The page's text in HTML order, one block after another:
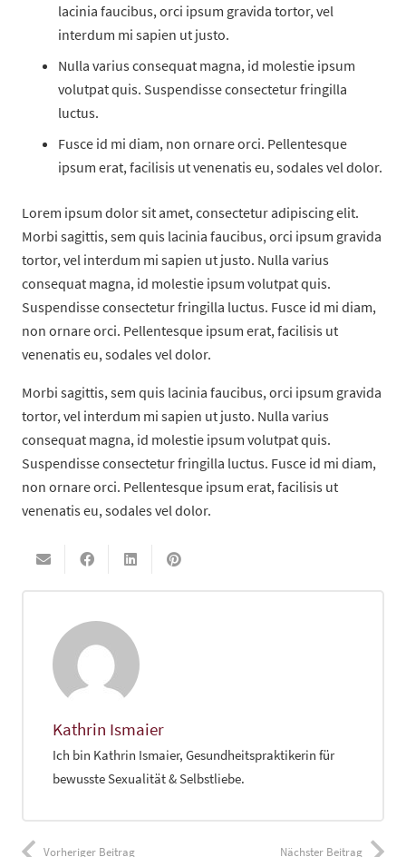
lacinia faucibus, orci ipsum gravida tortor, vel
interdum mi sapien ut justo.
Nulla varius consequat magna, id molestie ipsum
volutpat quis. Suspendisse consectetur fringilla
luctus.
Fusce id mi diam, non ornare orci. Pellentesque
ipsum erat, facilisis ut venenatis eu, sodales vel dolor.
Lorem ipsum dolor sit amet, consectetur adipiscing elit.
Morbi sagittis, sem quis lacinia faucibus, orci ipsum gravida
tortor, vel interdum mi sapien ut justo. Nulla varius
consequat magna, id molestie ipsum volutpat quis.
Suspendisse consectetur fringilla luctus. Fusce id mi diam,
non ornare orci. Pellentesque ipsum erat, facilisis ut
venenatis eu, sodales vel dolor.
Morbi sagittis, sem quis lacinia faucibus, orci ipsum gravida
tortor, vel interdum mi sapien ut justo. Nulla varius
consequat magna, id molestie ipsum volutpat quis.
Suspendisse consectetur fringilla luctus. Fusce id mi diam,
non ornare orci. Pellentesque ipsum erat, facilisis ut
venenatis eu, sodales vel dolor.
Kathrin Ismaier
Ich bin Kathrin Ismaier, Gesundheitspraktikerin für
bewusste Sexualität & Selbstliebe.
Vorheriger Beitrag Nächster Beitrag